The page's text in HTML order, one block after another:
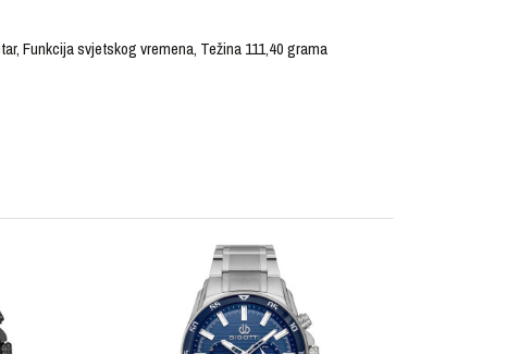
Funkcija svjetskog vremena, Težina 111,40 grama